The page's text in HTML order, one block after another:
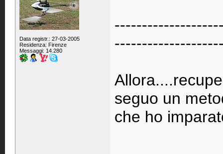
Data registr.: 27-03-2005
Residenza: Firenze
Messaggi: 14.280
seguo un
che ho